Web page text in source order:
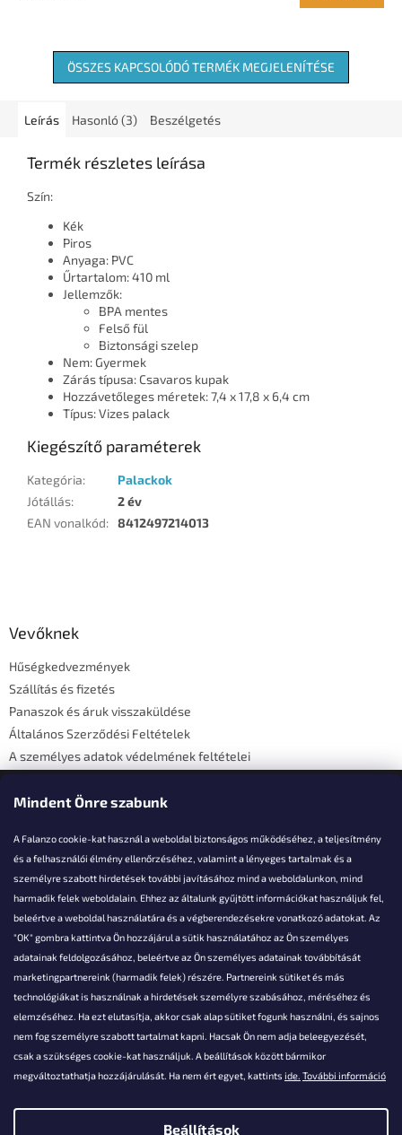
Mindent Önre szabunk
A Falanzo cookie-kat használ a weboldal biztonságos működéséhez, a teljesítmény
és a felhasználói élmény ellenőrzéséhez, valamint a lényeges tartalmak és a
személyre szabott hirdetések további javításához mind a weboldalunkon, mind
harmadik felek weboldalain. Ehhez az általunk gyűjtött információkat használjuk fel,
beleértve a weboldal használatára és a végberendezésekre vonatkozó adatokat. Az
"OK" gombra kattintva Ön hozzájárul a sütik használatához az Ön személyes
adatainak feldolgozásához, beleértve az Ön személyes adatainak továbbítását
marketingpartnereink (harmadik felek) részére. Partnereink sütiket és más
technológiákat is használnak a hirdetések személyre szabásához, méréséhez és
elemzéséhez. Ha ezt elutasítja, akkor csak alap sütiket fogunk használni, és sajnos
nem fog személyre szabott tartalmat kapni. Hacsak Ön nem adja beleegyezését,
csak a szükséges cookie-kat használjuk. A beállítások között bármikor
megváltoztathatja hozzájárulását. Ha nem ért egyet, kattints ide. További információ
Beállítások
ÖSSZES KAPCSOLÓDÓ TERMÉK MEGJELENÍTÉSE
Leírás Hasonló (3) Beszélgetés
Termék részletes leírása
Szín:
Kék
Piros
Anyaga: PVC
Űrtartalom: 410 ml
Jellemzők:
BPA mentes
Felső fül
Biztonsági szelep
Nem: Gyermek
Zárás típusa: Csavaros kupak
Hozzávetőleges méretek: 7,4 x 17,8 x 6,4 cm
Típus: Vizes palack
Kiegészítő paraméterek
Kategória:
Palackok
Jótállás:
2 év
EAN vonalkód: 8412497214013
Vevőknek
Hűségkedvezmények
Szállítás és fizetés
Panaszok és áruk visszaküldése
Általános Szerződési Feltételek
A személyes adatok védelmének feltételei
Elérhetőségi adatok
Akarsz kérdezni valamit?
info@falanzo.hu